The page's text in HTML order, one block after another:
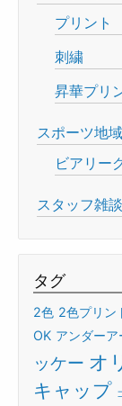
プリント
刺繍
昇華プリ
スポーツ地
ビアリー
スタッフ雑談
タグ
2色 2色プリン
OK アンダー
ッケー オ
キャップ